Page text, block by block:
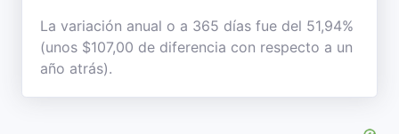
La variación anual o a 365 días fue del 51,94%
(unos $107,00 de diferencia con respecto a un
año atrás).